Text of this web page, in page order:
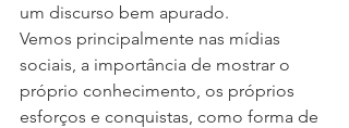
um discurso bem apurado.
Vemos principalmente nas mídias
sociais, a importância de mostrar o
próprio conhecimento, os próprios
esforços e conquistas, como forma de